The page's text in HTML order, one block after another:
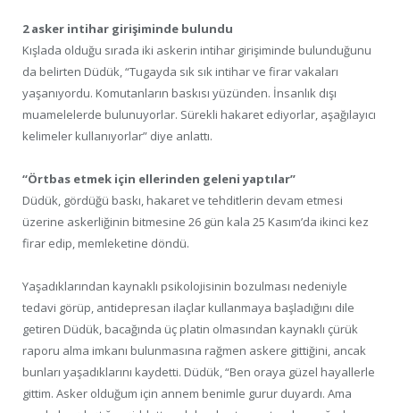
2 asker intihar girişiminde bulundu
Kışlada olduğu sırada iki askerin intihar girişiminde bulunduğunu
da belirten Düdük, “Tugayda sık sık intihar ve firar vakaları
yaşanıyordu. Komutanların baskısı yüzünden. İnsanlık dışı
muamelelerde bulunuyorlar. Sürekli hakaret ediyorlar, aşağılayıcı
kelimeler kullanıyorlar” diye anlattı.
“Örtbas etmek için ellerinden geleni yaptılar”
Düdük, gördüğü baskı, hakaret ve tehditlerin devam etmesi
üzerine askerliğinin bitmesine 26 gün kala 25 Kasım’da ikinci kez
firar edip, memleketine döndü.
Yaşadıklarından kaynaklı psikolojisinin bozulması nedeniyle
tedavi görüp, antidepresan ilaçlar kullanmaya başladığını dile
getiren Düdük, bacağında üç platin olmasından kaynaklı çürük
raporu alma imkanı bulunmasına rağmen askere gittiğini, ancak
bunları yaşadıklarını kaydetti. Düdük, “Ben oraya güzel hayallerle
gittim. Asker olduğum için annem benimle gurur duyardı. Ama